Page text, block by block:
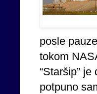
posle
tokom
“Staršip”
potpuno